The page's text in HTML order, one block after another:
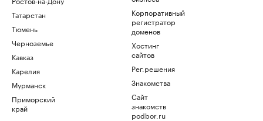
Татарстан
Тюмень
Черноземье
Кавказ
Карелия
Мурманск
Приморский
край
Корпоративный
регистратор
доменов
Хостинг
сайтов
Рег.решения
Знакомства
Сайт
знакомств
podbor.ru